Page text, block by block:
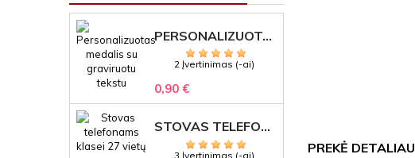
PERSONALIZUOTAS MEDALIS "1" SU GRAVIRUOTU TEKSTU
2 Įvertinimas (-ai)
0,90 €
STOVAS TELEFONAMS KLASEI (27 VIETOS) – GRAVIRUOJAMAS ORGANIZATORIUS
3 Įvertinimas (-ai) PREKĖ DETALIAU